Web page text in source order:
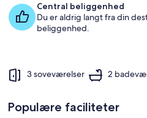
Central beliggenhed
Du er aldrig langt fra din
beliggenhed.
3 soveværelser 2
Populære faciliteter